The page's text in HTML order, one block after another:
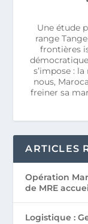
Une étude
range
frontières
s’impose :
nous,
freiner sa
ARTICLES
Opération
de MRE
Logistique :